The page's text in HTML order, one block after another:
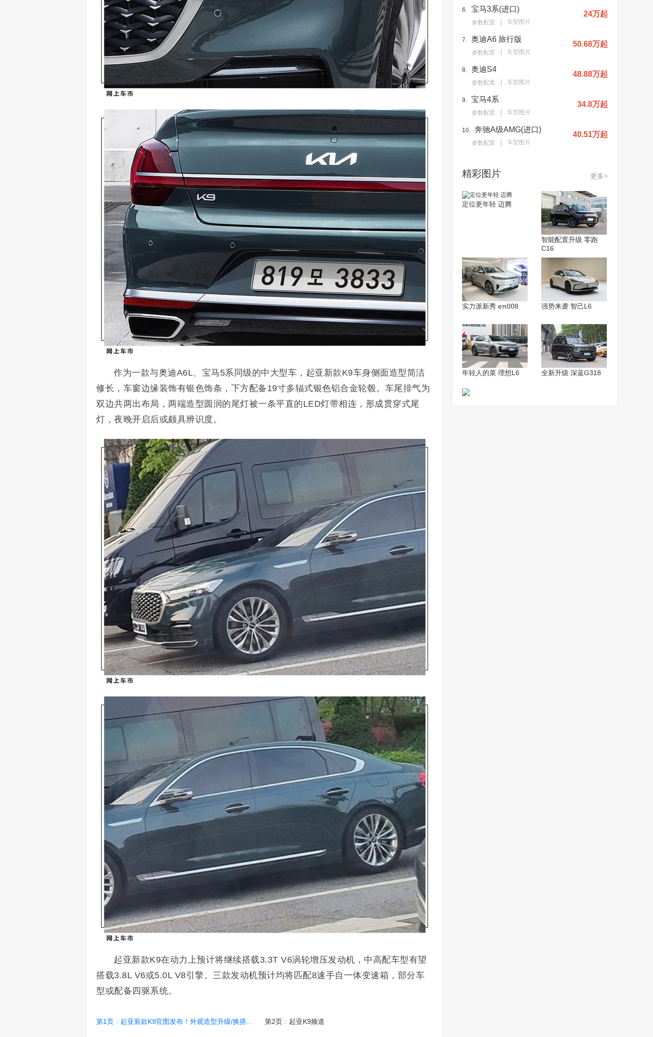
作为一款与奥迪A6L、宝马5系同级的中大型车，起亚新款K9车身侧面造型简洁
修长，车窗边缘装饰有银色饰条，下方配备19寸多辐式银色铝合金轮毂。车尾排气为
双边共两出布局，两端造型圆润的尾灯被一条平直的LED灯带相连，形成贯穿式尾
灯，夜晚开启后或颇具辨识度。
起亚新款K9在动力上预计将继续搭载3.3T V6涡轮增压发动机，中高配车型有望
搭载3.8L V6或5.0L V8引擎。三款发动机预计均将匹配8速手自一体变速箱，部分车
型或配备四驱系统。
第1页 : 起亚新款K9官图发布！外观造型升级/换搭新LOGO 第2页 : 起亚K9频道
6. 宝马3系(进口)
参数配置 车型图片
24万起
7. 奥迪A6 旅行版
参数配置 车型图片
50.68万起
8. 奥迪S4
参数配置 车型图片
48.88万起
9. 宝马4系
参数配置 车型图片
34.8万起
10. 奔驰A级AMG(进口)
参数配置 车型图片
40.51万起
精彩图片 更多>
定位更年轻 迈腾
智能配置升级 零跑
C16
实力派新秀 eπ008 强势来袭 智己L6
年轻人的菜 理想L6 全新升级 深蓝G318